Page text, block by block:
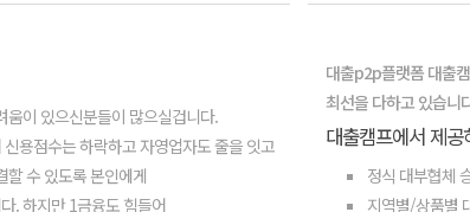
이 있으신분들이 많으실겁니다.
용점수는 하락하고 자영업자도 줄을 잇고
할 수 있도록 본인에게
. 하지만 1금융도 힘들어
대출p2p플랫폼 대출
최선을 다하고 있습니
대출캠프에서 제
정식 대부협체
지역별/상품별